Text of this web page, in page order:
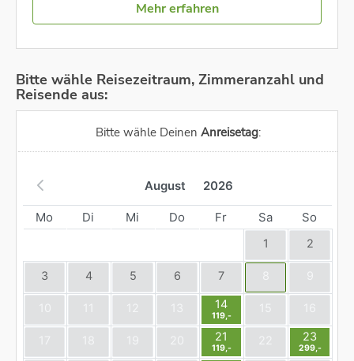
Mehr erfahren
Bitte wähle Reisezeitraum, Zimmeranzahl und
Reisende aus:
Bitte wähle Deinen Anreisetag:
August 2026
Mo Di Mi Do Fr Sa So
1 2
3 4 5 6 7
14
119,-
21
119,-
23
299,-